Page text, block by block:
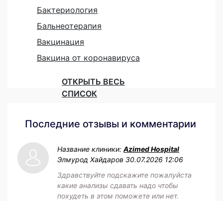
Бактериология
Бальнеотерапия
Вакцинация
Вакцина от коронавируса
ОТКРЫТЬ ВЕСЬ
СПИСОК
Последние отзывы и комментарии
Название клиники:Azimed Hospital
Элмурод Хайдаров 30.07.2026 12:06
Здравствуйте подскажите пожалуйста
какие анализы сдавать надо чтобы
похудеть в этом поможете или нет.